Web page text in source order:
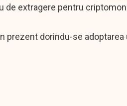
de extragere pentru
prezent dorindu-se